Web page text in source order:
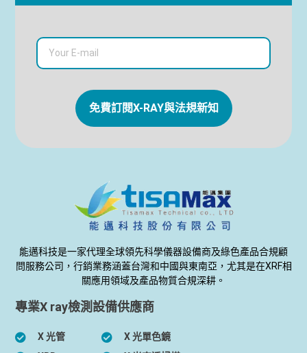
免費訂閱X-RAY與法規新知
能邁科技是一家代理全球領先科學儀器設備商及綠色產品合規顧
問服務公司，行銷業務涵蓋台灣和中國與東南亞，尤其是在XRF相
關應用領域及產品物質合規深耕。
專業X ray檢測設備供應商
X 光管
X 光單色鏡